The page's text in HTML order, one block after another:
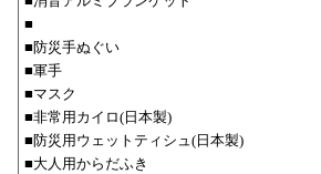
■
■防災手ぬぐい
■軍手
■マスク
■非常用カイロ(日本製)
■防災用ウェットティシュ(日本製)
■大人用からだふき